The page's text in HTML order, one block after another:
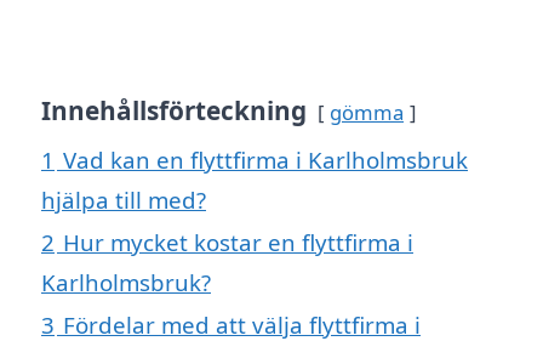
Innehållsförteckning gömma
1 Vad kan en flyttfirma i Karlholmsbruk
hjälpa till med?
2 Hur mycket kostar en flyttfirma i
Karlholmsbruk?
3 Fördelar med att välja flyttfirma i